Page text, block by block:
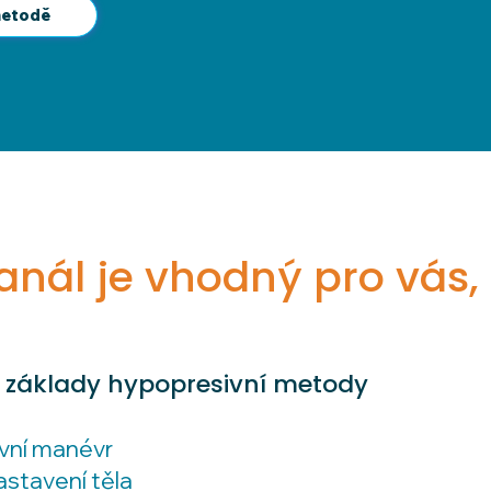
je vhodný pro
základy hypopresivní metody
manévr
těla